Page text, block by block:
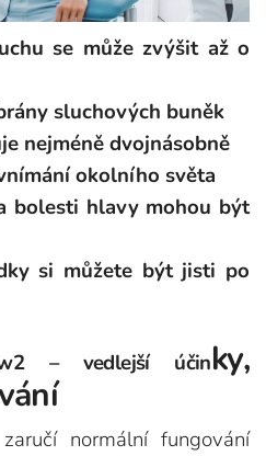
se může zvýšit až o
sluchových buněk
nejméně dvojnásobně
okolního světa
bolesti hlavy mohou být
si můžete být jisti po
– vedlejší účinky,
normální fungování